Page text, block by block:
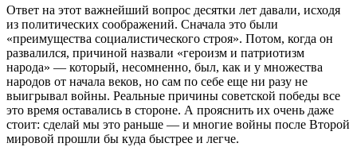
Ответ на этот важнейший вопрос десятки лет давали, исходя
из политических соображений. Сначала это были
«преимущества социалистического строя». Потом, когда он
развалился, причиной назвали «героизм и патриотизм
народа» — который, несомненно, был, как и у множества
народов от начала веков, но сам по себе еще ни разу не
выигрывал войны. Реальные причины советской победы все
это время оставались в стороне. А прояснить их очень даже
стоит: сделай мы это раньше — и многие войны после Второй
мировой прошли бы куда быстрее и легче.